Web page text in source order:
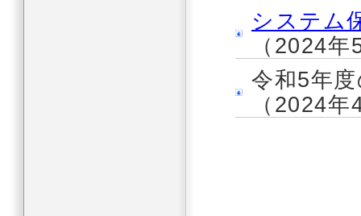
システム
（2024
令和5年
（2024